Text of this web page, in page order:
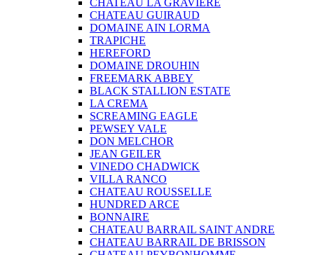
CHATEAU LA GRAVIERE
CHATEAU GUIRAUD
DOMAINE AIN LORMA
TRAPICHE
HEREFORD
DOMAINE DROUHIN
FREEMARK ABBEY
BLACK STALLION ESTATE
LA CREMA
SCREAMING EAGLE
PEWSEY VALE
DON MELCHOR
JEAN GEILER
VINEDO CHADWICK
VILLA RANCO
CHATEAU ROUSSELLE
HUNDRED ARCE
BONNAIRE
CHATEAU BARRAIL SAINT ANDRE
CHATEAU BARRAIL DE BRISSON